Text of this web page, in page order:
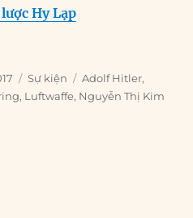
Hy Lạp
Categories
Sự kiện Tags
Adolf Hitler,
, Luftwaffe, Nguyễn Thị Kim